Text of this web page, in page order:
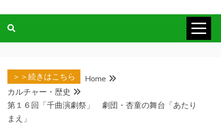
＞＞続きはこちら
Home
カルチャー・歴史
第１６回「千曲演劇祭」 劇団・杏童の舞台「あたり
まえ」